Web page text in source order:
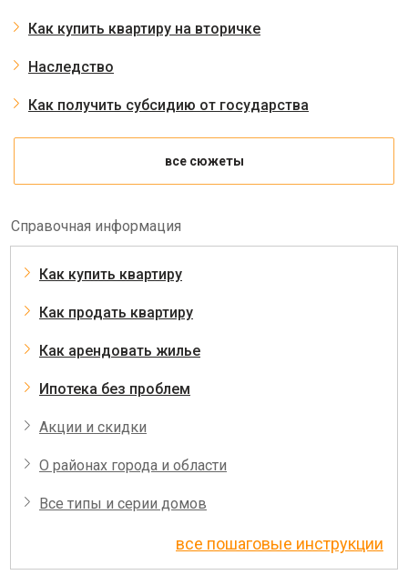
Как купить квартиру на вторичке
Наследство
Как получить субсидию от государства
все сюжеты
Справочная информация
Как купить квартиру
Как продать квартиру
Как арендовать жилье
Ипотека без проблем
Акции и скидки
О районах города и области
Все типы и серии домов
все пошаговые инструкции